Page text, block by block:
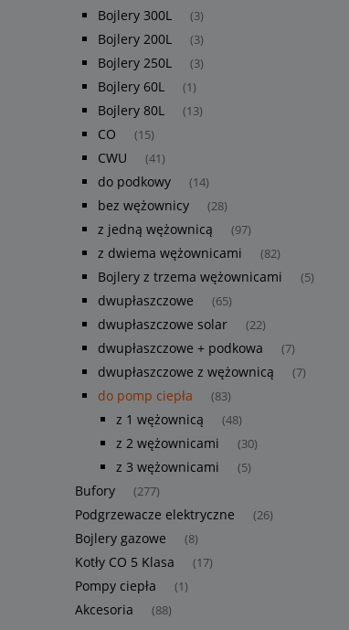
Bojlery 300L (3)
Bojlery 200L (3)
Bojlery 250L (3)
Bojlery 60L (1)
Bojlery 80L (13)
CO (15)
CWU (41)
do podkowy (14)
bez wężownicy (28)
z jedną wężownicą (97)
z dwiema wężownicami (82)
Bojlery z trzema wężownicami (5)
dwupłaszczowe (65)
dwupłaszczowe solar (22)
dwupłaszczowe + podkowa (7)
dwupłaszczowe z wężownicą (7)
do pomp ciepła (83)
z 1 wężownicą (48)
z 2 wężownicami (30)
z 3 wężownicami (5)
Bufory (277)
Podgrzewacze elektryczne (26)
Bojlery gazowe (8)
Kotły CO 5 Klasa (17)
Pompy ciepła (1)
Akcesoria (88)